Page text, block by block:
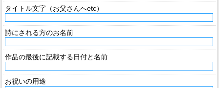
タイトル文字（お父さんへetc）
詩にされる方のお名前
作品の最後に記載する日付と名前
お祝いの用途